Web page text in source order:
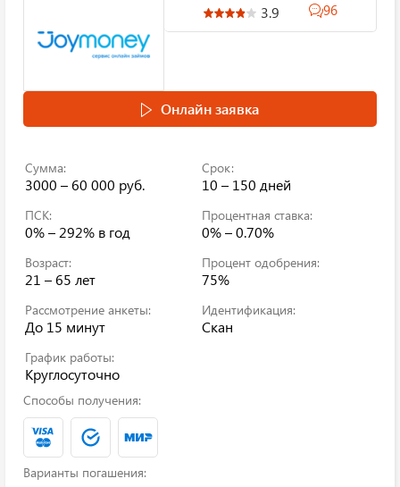
3.9 96
Онлайн заявка
Сумма:
3000 – 60 000 руб.
Срок:
10 – 150 дней
ПСК:
0% – 292% в год
Процентная ставка:
0% – 0.70%
Возраст:
21 – 65 лет
Процент одобрения:
75%
Рассмотрение анкеты:
До 15 минут
Идентификация:
Скан
График работы:
Круглосуточно
Способы получения:
Варианты погашения: